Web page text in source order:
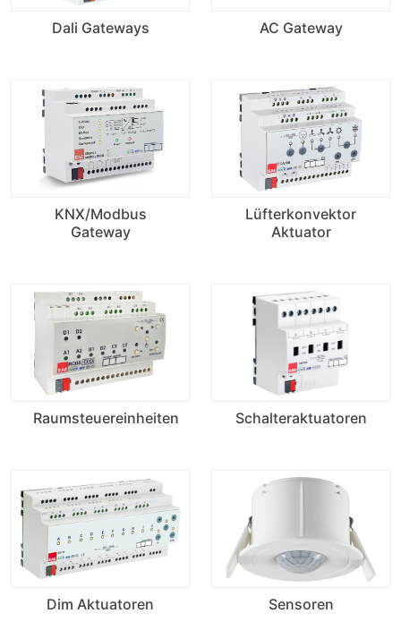
Dali Gateways AC Gateway
KNX/Modbus
Gateway
Lüfterkonvektor
Aktuator
Raumsteuereinheiten Schalteraktuatoren
Dim Aktuatoren Sensoren